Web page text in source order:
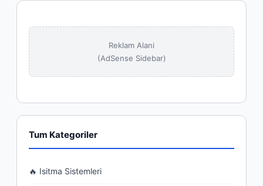
Reklam Alani
(AdSense Sidebar)
Tum Kategoriler
🔥 Isitma Sistemleri